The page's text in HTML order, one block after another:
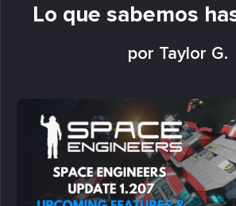
Lo que sabemos
por Taylor G.